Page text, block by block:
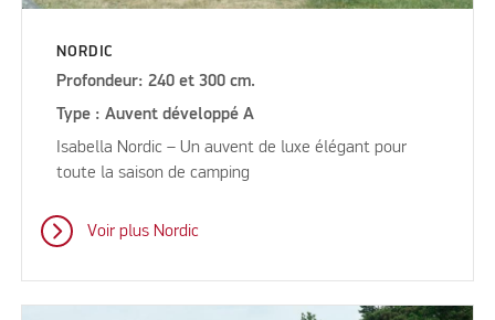
NORDIC
Profondeur: 240 et 300 cm.
Type : Auvent développé A
Isabella Nordic – Un auvent de luxe élégant pour
toute la saison de camping
Voir plus Nordic